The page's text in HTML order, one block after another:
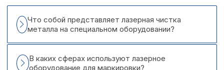
Что собой представляет лазерная чистка
металла на специальном оборудовании?
В каких сферах используют лазерное
оборудование для маркировки?